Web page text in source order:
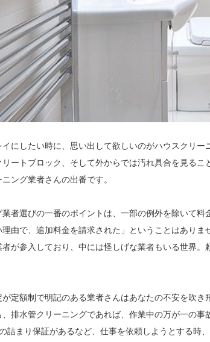
にしたい時に、思い出して欲しいのがハウスクリ
ートブロック、そして外からでは汚れ具合を見る
ング業者さんの出番です。
者選びの一番のポイントは、一部の例外を除いて
由で、追加料金を請求された」ということはあり
者が参入しており、中には怪しげな業者もいる世界
が定額制で明記のある業者さんはあなたの不安を吹
、排水管クリーニングであれば、作業中の万が一の
詰まり保証があるなど、仕事を依頼しようとする時